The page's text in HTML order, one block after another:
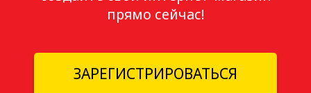
прямо сейчас!
ЗАРЕГИСТРИРОВАТЬСЯ